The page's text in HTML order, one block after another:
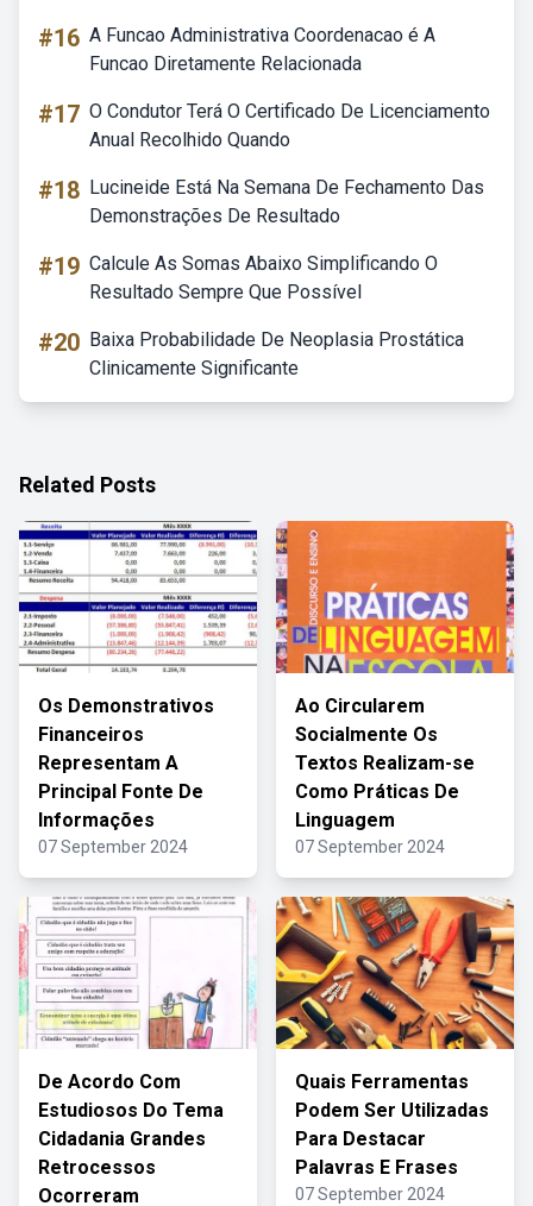
#16 A Funcao Administrativa Coordenacao é A
Funcao Diretamente Relacionada
#17 O Condutor Terá O Certificado De Licenciamento
Anual Recolhido Quando
#18 Lucineide Está Na Semana De Fechamento Das
Demonstrações De Resultado
#19 Calcule As Somas Abaixo Simplificando O
Resultado Sempre Que Possível
#20 Baixa Probabilidade De Neoplasia Prostática
Clinicamente Significante
Related Posts
Os Demonstrativos
Financeiros
Representam A
Principal Fonte De
Informações
07 September 2024
Ao Circularem
Socialmente Os
Textos Realizam-se
Como Práticas De
Linguagem
07 September 2024
De Acordo Com
Estudiosos Do Tema
Cidadania Grandes
Retrocessos
Ocorreram
Quais Ferramentas
Podem Ser Utilizadas
Para Destacar
Palavras E Frases
07 September 2024